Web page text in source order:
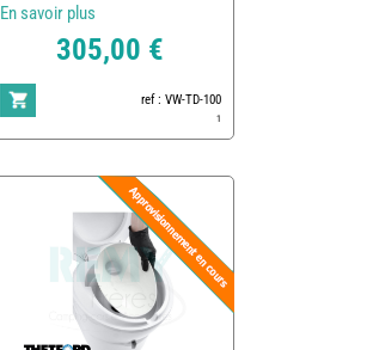
En savoir plus
305,00 €
ref : VW-TD-100
1